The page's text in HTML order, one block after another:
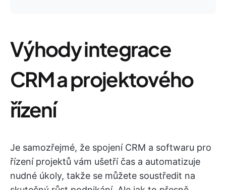
Výhody integrace
CRM a projektového
řízení
Je samozřejmé, že spojení CRM a softwaru pro
řízení projektů vám ušetří čas a automatizuje
nudné úkoly, takže se můžete soustředit na